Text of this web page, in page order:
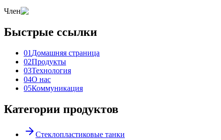
Член
Быстрые ссылки
01 Домашняя страница
02Продукты
03Технология
04О нас
05Коммуникация
Категории продуктов
Стеклопластиковые танки